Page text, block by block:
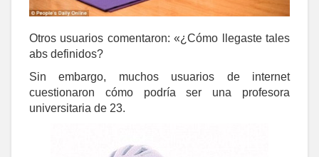
Otros usuarios comentaron: «¿Cómo llegaste tales
abs definidos?
Sin embargo, muchos usuarios de internet
cuestionaron cómo podría ser una profesora
universitaria de 23.